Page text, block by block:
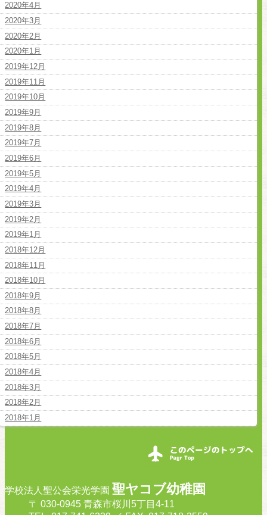
2020年4月
2020年3月
2020年2月
2020年1月
2019年12月
2019年11月
2019年10月
2019年9月
2019年8月
2019年7月
2019年6月
2019年5月
2019年4月
2019年3月
2019年2月
2019年1月
2018年12月
2018年11月
2018年10月
2018年9月
2018年8月
2018年7月
2018年6月
2018年5月
2018年4月
2018年3月
2018年2月
2018年1月
学校法人聖公会栄光学園 聖ヤコブ幼稚園
〒 030-0945 青森市桜川5丁目4-11